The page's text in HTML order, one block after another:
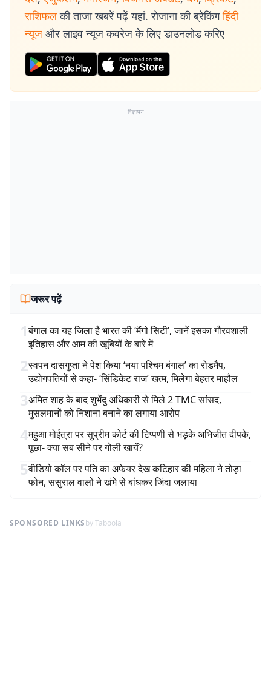
राशिफल की ताजा खबरें पढ़ें यहां. रोजाना की ब्रेकिंग हिंदी
न्यूज और लाइव न्यूज कवरेज के लिए डाउनलोड करिए
विज्ञापन
जरूर पढ़ें
1बंगाल का यह जिला है भारत की ‘मैंगो सिटी’, जानें इसका गौरवशाली
इतिहास और आम की खूबियों के बारे में
2स्वपन दासगुप्ता ने पेश किया ‘नया पश्चिम बंगाल’ का रोडमैप,
उद्योगपतियों से कहा- ‘सिंडिकेट राज’ खत्म, मिलेगा बेहतर माहौल
3अमित शाह के बाद शुभेंदु अधिकारी से मिले 2 TMC सांसद,
मुसलमानों को निशाना बनाने का लगाया आरोप
4महुआ मोईत्रा पर सुप्रीम कोर्ट की टिप्पणी से भड़के अभिजीत दीपके,
पूछा- क्या सब सीने पर गोली खायें?
5वीडियो कॉल पर पति का अफेयर देख कटिहार की महिला ने तोड़ा
फोन, ससुराल वालों ने खंभे से बांधकर जिंदा जलाया
SPONSORED LINKSby Taboola